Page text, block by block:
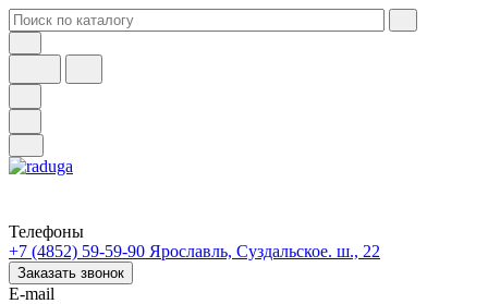
Телефоны
+7 (4852) 59-59-90 Ярославль, Суздальское. ш., 22
Заказать звонок
E-mail